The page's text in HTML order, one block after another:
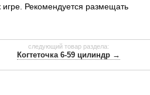
Рекомендуется размещать
следующий товар раздела:
Когтеточка 6-59 цилиндр →